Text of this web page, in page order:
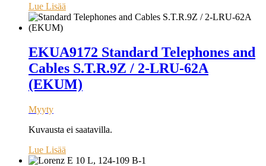
Lue Lisää
EKUA9172 Standard Telephones and
Cables S.T.R.9Z / 2-LRU-62A
(EKUM)
Myyty
Kuvausta ei saatavilla.
Lue Lisää